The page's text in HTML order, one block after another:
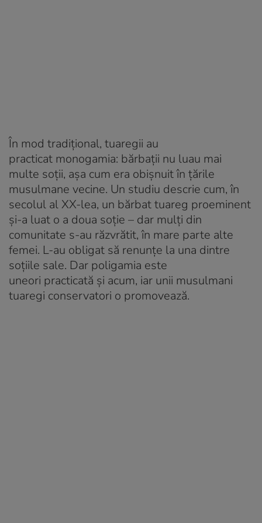
În mod tradițional, tuaregii au
practicat monogamia: bărbații nu luau mai
multe soții, așa cum era obișnuit în țările
musulmane vecine. Un studiu descrie cum, în
secolul al XX-lea, un bărbat tuareg proeminent
și-a luat o a doua soție – dar mulți din
comunitate s-au răzvrătit, în mare parte alte
femei. L-au obligat să renunțe la una dintre
soțiile sale. Dar poligamia este
uneori practicată și acum, iar unii musulmani
tuaregi conservatori o promovează.